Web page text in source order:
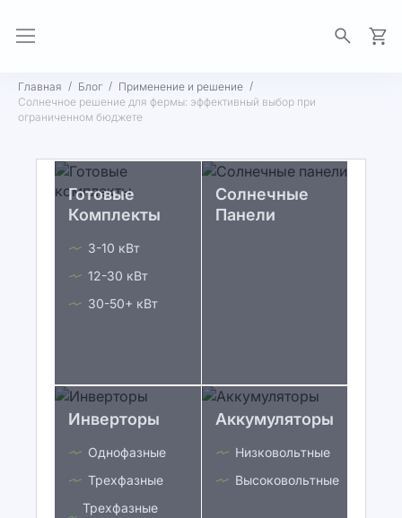
Главная Блог
Применение и решение
Солнечное решение для фермы: эффективный выбор при
ограниченном бюджете
Готовые
Комплекты
3-10 кВт
12-30 кВт
30-50+ кВт
Солнечные
Панели
Инверторы
Однофазные
Трехфазные
Трехфазные
Аккумуляторы
Низковольтные
Высоковольтные